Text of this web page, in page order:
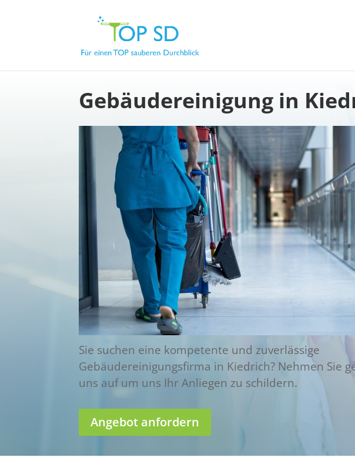
Gebäudereinigung in
Sie suchen eine kompetente und zuverlässige
Gebäudereinigungsfirma in Kiedrich? Nehmen Sie
uns auf um uns Ihr Anliegen zu schildern.
Angebot anfordern